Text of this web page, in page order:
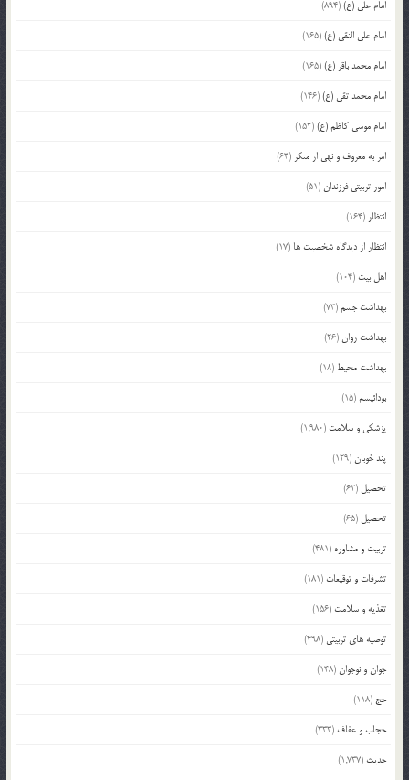
امام علی (ع)(894)
امام علی النقی (ع)(165)
امام محمد باقر (ع)(165)
امام محمد تقی (ع)(146)
امام موسی کاظم (ع)(152)
امر به معروف و نهی از منکر (63)
امور تربیتی فرزندان(51)
انتظار (164)
انتظار از دیدگاه شخصیت ها (17)
اهل بیت (104)
بهداشت جسم(73)
بهداشت روان(26)
بهداشت محیط (18)
بودائیسم(15)
پزشکی و سلامت (1,980)
پند خوبان(129)
تحصیل (62)
تحصیل (65)
تربیت و مشاوره (481)
تشرفات و توقیعات (181)
تغذیه و سلامت (156)
توصیه های تربیتی (498)
جوان و نوجوان(148)
حج (118)
حجاب و عفاف (333)
حدیث (1,737)